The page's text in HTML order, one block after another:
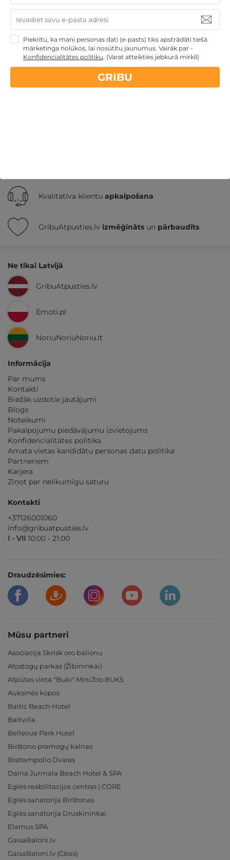
Ziemassvētku dāvanas
Atpūta ar akvaparku
Veselības atpūta - sanatorijas, SPA viesnīcas
Dāvanas ar
nakšņošanu
TOP pirktākās dāvanas
Atpūta
decembra svētku brīvdienās
Atpūta diviem
Kvalitatīva klientu apkalpošana
GribuAtpusties.lv izmēģināts un pārbaudīts
Ne tikai Latvijā
GribuAtpusties.lv
Emoti.pl
NoriuNoriuNoriu.lt
Informācija
Par mums
Kontakti
Biežāk uzdotie jautājumi
Blogs
Noteikumi
Pakalpojumu piedāvājumu izvietojums
Konfidencialitātes politika
Amata vietas kandidātu personas datu politika
Partneriem
Karjera
Ziņot par nelikumīgu saturu
Kontakti
+37126001060
info@gribuatpusties.lv
I - VII 10:00 - 21:00
Draudzēsimies:
Mūsu partneri
Asociacija Skrisk oro balionu
Atostogų parkas (Žibininkai)
Atpūtas vieta "Buki" MiniZoo BUKS
Auksinės kopos
Baltic Beach Hotel
Baltvilla
Bellevue Park Hotel
Birštono pramogų kalnas
Bistrampolio Dvaras
Daina Jurmala Beach Hotel & SPA
Eglės reabilitacijos centras | CORE
Eglės sanatorija Birštonas
Eglės sanatorija Druskininkai
Elamus SPA
GaisaBaloni.lv
GaisaBaloni.lv (Cēsis)
Piekrītu, ka mani personas dati (e-pasts) tiks apstrādāti tiešā
mārketinga nolūkos, lai nosūtītu jaunumus. Vairāk par -
Konfidencialitātes politiku. (Varat atteikties jebkurā mirklī)
GRIBU